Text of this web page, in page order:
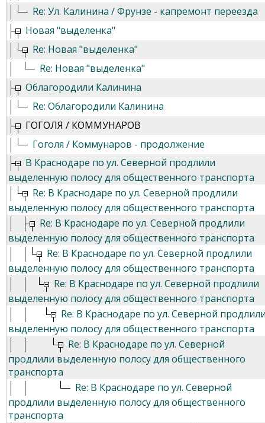
Re: Ул. Калинина / Фрунзе - капремонт переезда
Новая "выделенка"
Re: Новая "выделенка"
Re: Новая "выделенка"
Облагородили Калинина
Re: Облагородили Калинина
ГОГОЛЯ / КОММУНАРОВ
Гоголя / Коммунаров - продолжение
В Краснодаре по ул. Северной продлили
выделенную полосу для общественного транспорта
Re: В Краснодаре по ул. Северной продлили
выделенную полосу для общественного транспорта
Re: В Краснодаре по ул. Северной продлили
выделенную полосу для общественного транспорта
Re: В Краснодаре по ул. Северной продлили
выделенную полосу для общественного транспорта
Re: В Краснодаре по ул. Северной продлили
выделенную полосу для общественного транспорта
Re: В Краснодаре по ул. Северной
выделенную полосу для общественного транспорта
Re: В Краснодаре по ул. Северной
продлили выделенную полосу для общественного
транспорта
Re: В Краснодаре по ул. Северной
продлили выделенную полосу для общественного
транспорта